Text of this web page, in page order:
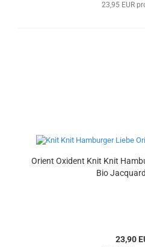
23,95 EUR
Orient Oxident Knit Knit
Bio
23,90